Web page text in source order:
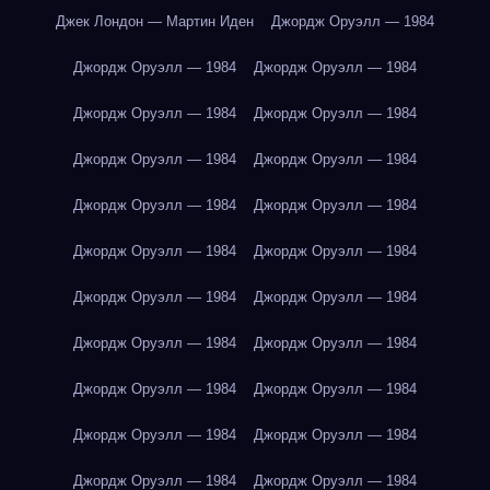
Джек Лондон — Мартин Иден Джордж Оруэлл — 1984
Джордж Оруэлл — 1984 Джордж Оруэлл — 1984
Джордж Оруэлл — 1984 Джордж Оруэлл — 1984
Джордж Оруэлл — 1984 Джордж Оруэлл — 1984
Джордж Оруэлл — 1984 Джордж Оруэлл — 1984
Джордж Оруэлл — 1984 Джордж Оруэлл — 1984
Джордж Оруэлл — 1984 Джордж Оруэлл — 1984
Джордж Оруэлл — 1984 Джордж Оруэлл — 1984
Джордж Оруэлл — 1984 Джордж Оруэлл — 1984
Джордж Оруэлл — 1984 Джордж Оруэлл — 1984
Джордж Оруэлл — 1984 Джордж Оруэлл — 1984